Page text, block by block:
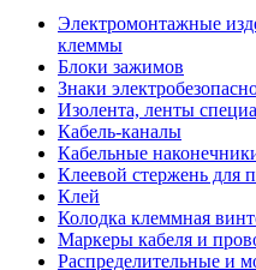
Электромонтажные
клеммы
Блоки зажимов
Знаки
Изолента, ленты
Кабель-каналы
Кабельные
Клеевой стержень для
Клей
Колодка клеммная
Маркеры кабеля и
Распределительные и